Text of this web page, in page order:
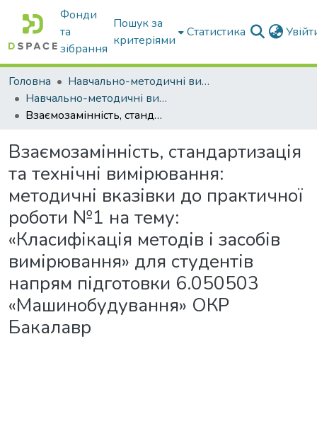
Фонди
та
зібрання
Пошук за
критеріями
Статистика
Головна
Навчально-методичні видання
Навчально-методичні видання
Взаємозамінність, стандартизація та технічні вимірювання: методичні вказівки до практичної роботи №1 на тему: «Класифікація методів і засобів вимірювання» для студентів напрям підготовки 6.050503 «Машинобудування» ОКР Бакалавр
Взаємозамінність, стандартизація
та технічні вимірювання:
методичні вказівки до практичної
роботи №1 на тему:
«Класифікація методів і засобів
вимірювання» для студентів
напрям підготовки 6.050503
«Машинобудування» ОКР
Бакалавр